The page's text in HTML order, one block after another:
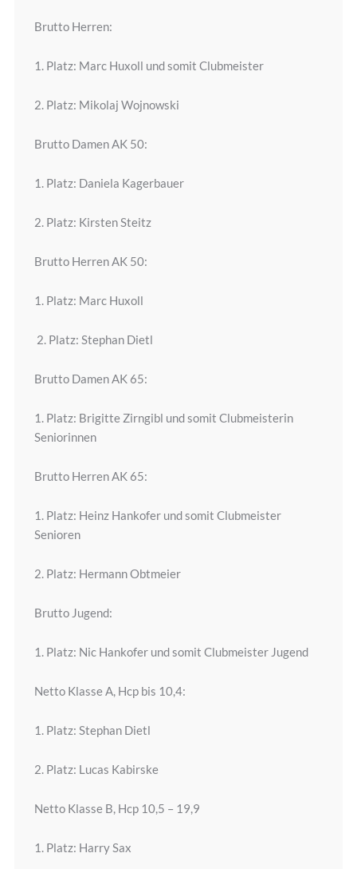
Brutto Herren:
1. Platz: Marc Huxoll und somit Clubmeister
2. Platz: Mikolaj Wojnowski
Brutto Damen AK 50:
1. Platz: Daniela Kagerbauer
2. Platz: Kirsten Steitz
Brutto Herren AK 50:
1. Platz: Marc Huxoll
2. Platz: Stephan Dietl
Brutto Damen AK 65:
1. Platz: Brigitte Zirngibl und somit Clubmeisterin
Seniorinnen
Brutto Herren AK 65:
1. Platz: Heinz Hankofer und somit Clubmeister
Senioren
2. Platz: Hermann Obtmeier
Brutto Jugend:
1. Platz: Nic Hankofer und somit Clubmeister Jugend
Netto Klasse A, Hcp bis 10,4:
1. Platz: Stephan Dietl
2. Platz: Lucas Kabirske
Netto Klasse B, Hcp 10,5 – 19,9
1. Platz: Harry Sax